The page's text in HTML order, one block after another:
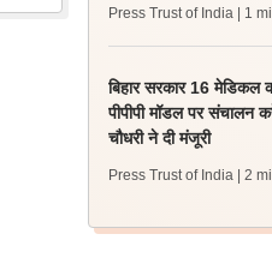
Press Trust of India | 1
बिहार सरकार 16
पीपीपी मॉडल पर संचालन
चौधरी ने दी मंजूरी
Press Trust of India | 2